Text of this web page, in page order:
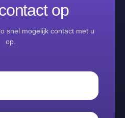
op
snel mogelijk contact met u
op.